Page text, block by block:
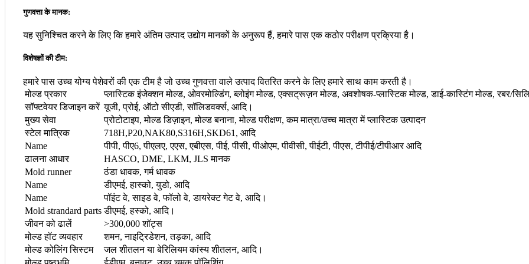
गुणवत्ता के मानक:
यह सुनिश्चित करने के लिए कि हमारे अंतिम उत्पाद उद्योग मानकों के अनुरूप हैं, हमारे पास एक कठोर परीक्षण प्रक्रिया है।
विशेषज्ञों की टीम:
हमारे पास उच्च योग्य पेशेवरों की एक टीम है जो उच्च गुणवत्ता वाले उत्पाद वितरित करने के लिए हमारे साथ काम करती है।
मोल्ड प्रकार
प्लास्टिक इंजेक्शन मोल्ड, ओवरमोल्डिंग, ब्लोइंग मोल्ड, एक्सट्रूज़न मोल्ड, अवशोषक-प्लास्टिक मोल्ड, डाई-कास्टिंग मोल्ड, रबर/
सॉफ्टवेयर डिजाइन करें यूजी, प्रोई, ऑटो सीएडी, सॉलिडवर्क्स, आदि।
मुख्य सेवा
प्रोटोटाइप, मोल्ड डिज़ाइन, मोल्ड बनाना, मोल्ड परीक्षण, कम मात्रा/उच्च मात्रा में प्लास्टिक उत्पादन
स्टेल मात्रिक
718H,P20,NAK80,S316H,SKD61, आदि
Name
पीपी, पीए6, पीएलए, एएस, एबीएस, पीई, पीसी, पीओएम, पीवीसी, पीईटी, पीएस, टीपीई/टीपीआर आदि
ढालना आधार
HASCO, DME, LKM, JLS मानक
Mold runner
ठंडा धावक, गर्म धावक
Name
डीएमई, हास्को, युडो, आदि
Name
पॉइंट वे, साइड वे, फॉलो वे, डायरेक्ट गेट वे, आदि।
Mold strandard parts डीएमई, हस्को, आदि।
जीवन को ढालें
>300,000 शॉट्स
मोल्ड हॉट व्यवहार
शमन, नाइट्रिडेशन, तड़का, आदि
मोल्ड कोलिंग सिस्टम
जल शीतलन या बेरिलियम कांस्य शीतलन, आदि।